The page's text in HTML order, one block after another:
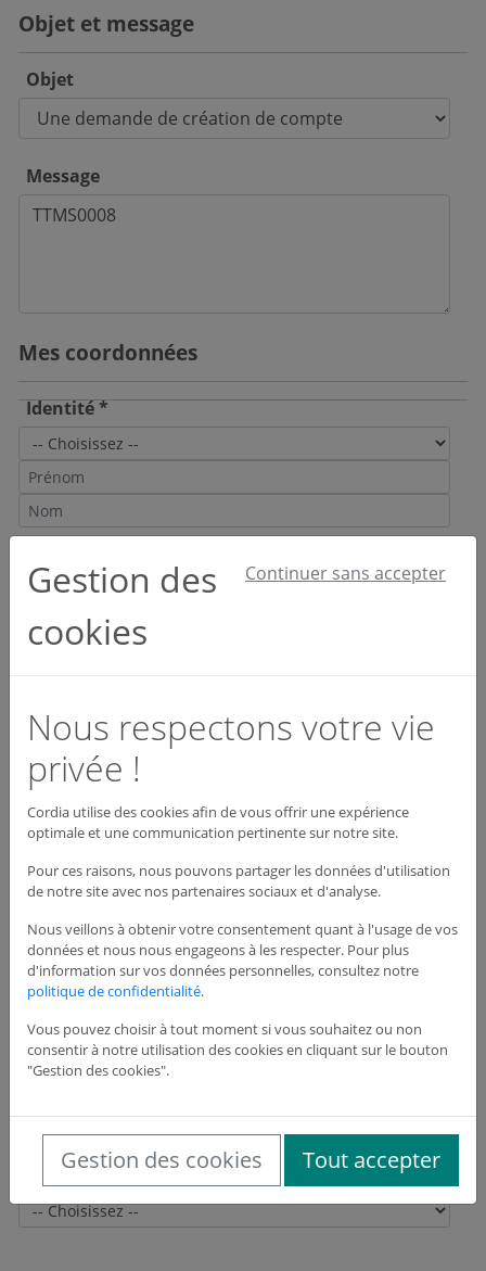
Objet et message
Objet
Message
Mes coordonnées
Identité *
Email et téléphone *
Activité *
Adresse du siège de l'entreprise
Adresse *
Adresse suite
Gestion des
cookies
Continuer sans accepter
Nous respectons votre vie
privée !
Cordia utilise des cookies afin de vous offrir une expérience
optimale et une communication pertinente sur notre site.
Pour ces raisons, nous pouvons partager les données d'utilisation
de notre site avec nos partenaires sociaux et d'analyse.
Nous veillons à obtenir votre consentement quant à l'usage de vos
données et nous nous engageons à les respecter. Pour plus
d'information sur vos données personnelles, consultez notre
politique de confidentialité.
Vous pouvez choisir à tout moment si vous souhaitez ou non
consentir à notre utilisation des cookies en cliquant sur le bouton
"Gestion des cookies".
Gestion des cookies Tout accepter